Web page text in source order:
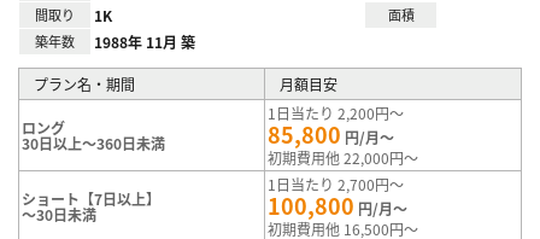
間取り 1K
面積
築年数
1988年 11月 築
プラン名・期間 月額目安
ロング
30日以上～360日未満
1日当たり 2,200円～
85,800 円/月～
初期費用他 22,000円～
ショート【7日以上】
～30日未満
1日当たり 2,700円～
100,800 円/月～
初期費用他 16,500円～